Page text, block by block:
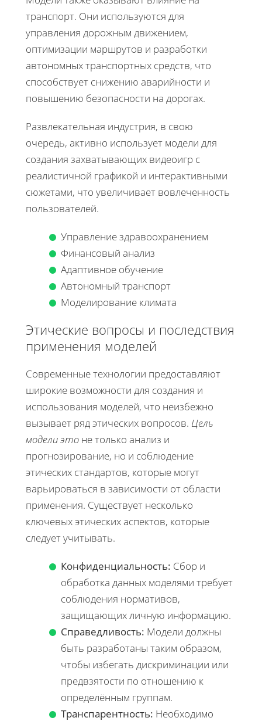
транспорт. Они используются для
управления дорожным движением,
оптимизации маршрутов и разработки
автономных транспортных средств, что
способствует снижению аварийности и
повышению безопасности на дорогах.
Развлекательная индустрия, в свою
очередь, активно использует модели для
создания захватывающих видеоигр с
реалистичной графикой и интерактивными
сюжетами, что увеличивает вовлеченность
пользователей.
Управление здравоохранением
Финансовый анализ
Адаптивное обучение
Автономный транспорт
Моделирование климата
Этические вопросы и последствия
применения моделей
Современные технологии предоставляют
широкие возможности для создания и
использования моделей, что неизбежно
вызывает ряд этических вопросов. Цель
модели это не только анализ и
прогнозирование, но и соблюдение
этических стандартов, которые могут
варьироваться в зависимости от области
применения. Существует несколько
ключевых этических аспектов, которые
следует учитывать.
Конфиденциальность: Сбор и
обработка данных моделями требует
соблюдения нормативов,
защищающих личную информацию.
Справедливость: Модели должны
быть разработаны таким образом,
чтобы избегать дискриминации или
предвзятости по отношению к
определённым группам.
Транспарентность: Необходимо